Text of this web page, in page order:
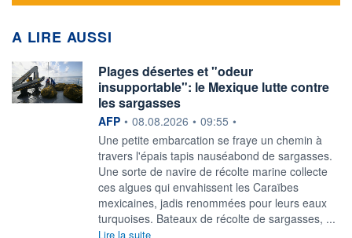
A LIRE AUSSI
Plages désertes et "odeur
insupportable": le Mexique lutte contre
les sargasses
information fournie par
AFP • 08.08.2026 • 09:55 •
Une petite embarcation se fraye un chemin à
travers l'épais tapis nauséabond de sargasses.
Une sorte de navire de récolte marine collecte
ces algues qui envahissent les Caraïbes
mexicaines, jadis renommées pour leurs eaux
turquoises. Bateaux de récolte de sargasses, ...
Lire la suite